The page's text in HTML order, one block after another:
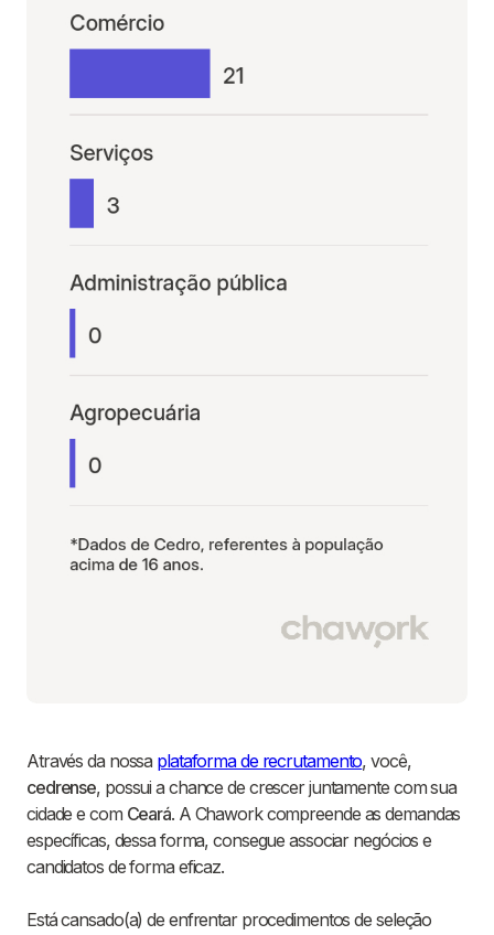
Através da nossa plataforma de recrutamento, você,
cedrense, possui a chance de crescer juntamente com sua
cidade e com Ceará. A Chawork compreende as demandas
específicas, dessa forma, consegue associar negócios e
candidatos de forma eficaz.
Está cansado(a) de enfrentar procedimentos de seleção